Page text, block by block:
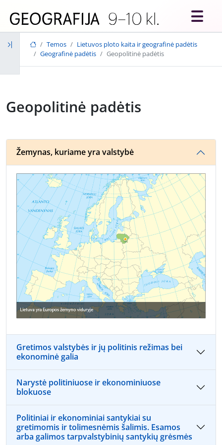
Temos
Lietuvos ploto kaita ir geografinė padėtis
Geografinė padėtis
Geopolitinė padėtis
Geopolitinė padėtis
Žemynas, kuriame yra valstybė
Gretimos valstybės ir jų politinis režimas bei
ekonominė galia
Narystė politiniuose ir ekonominiuose
blokuose
Politiniai ir ekonominiai santykiai su
gretimomis ir tolimesnėmis šalimis. Esamos
arba galimos tarpvalstybinių santykių grėsmės